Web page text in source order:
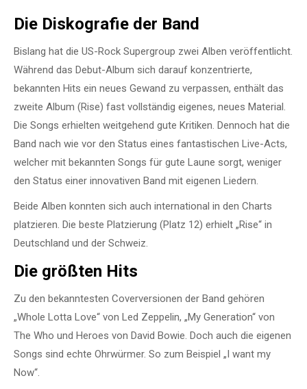
Die Diskografie der Band
Bislang hat die US-Rock Supergroup zwei Alben veröffentlicht.
Während das Debut-Album sich darauf konzentrierte,
bekannten Hits ein neues Gewand zu verpassen, enthält das
zweite Album (Rise) fast vollständig eigenes, neues Material.
Die Songs erhielten weitgehend gute Kritiken. Dennoch hat die
Band nach wie vor den Status eines fantastischen Live-Acts,
welcher mit bekannten Songs für gute Laune sorgt, weniger
den Status einer innovativen Band mit eigenen Liedern.
Beide Alben konnten sich auch international in den Charts
platzieren. Die beste Platzierung (Platz 12) erhielt „Rise“ in
Deutschland und der Schweiz.
Die größten Hits
Zu den bekanntesten Coverversionen der Band gehören
„Whole Lotta Love“ von Led Zeppelin, „My Generation“ von
The Who und Heroes von David Bowie. Doch auch die eigenen
Songs sind echte Ohrwürmer. So zum Beispiel „I want my
Now“.